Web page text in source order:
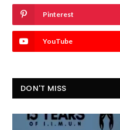
Pinterest
YouTube
DON'T MISS